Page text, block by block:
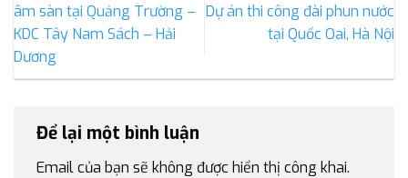
âm sàn tại Quảng Trường –
KDC Tây Nam Sách – Hải
Dương
Dự án thi công đài phun nước
tại Quốc Oai, Hà Nội
Để lại một bình luận
Email của bạn sẽ không được hiển thị công khai.